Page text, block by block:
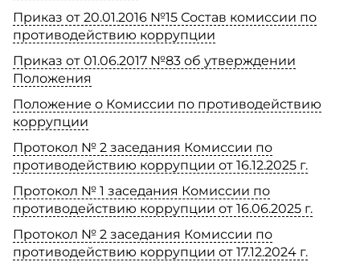
Приказ от 20.01.2016 №15 Состав комиссии по
противодействию коррупции
Приказ от 01.06.2017 №83 об утверждении
Положения
Положение о Комиссии по противодействию
коррупции
Протокол № 2 заседания Комиссии по
противодействию коррупции от 16.12.2025 г.
Протокол № 1 заседания Комиссии по
противодействию коррупции от 16.06.2025 г.
Протокол № 2 заседания Комиссии по
противодействию коррупции от 17.12.2024 г.